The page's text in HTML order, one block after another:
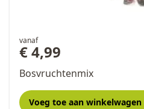
vanaf
€ 4,99
Bosvruchtenmix
Voeg toe aan winkelwagen